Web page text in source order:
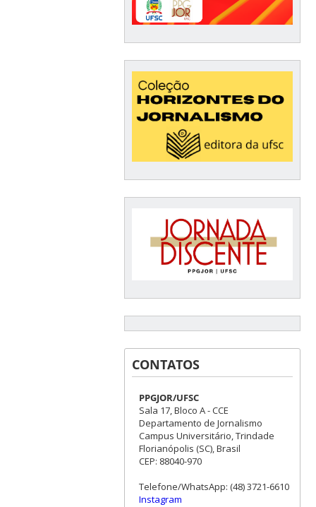
CONTATOS
PPGJOR/UFSC
Sala 17, Bloco A - CCE
Departamento de Jornalismo
Campus Universitário, Trindade
Florianópolis (SC), Brasil
CEP: 88040-970
Telefone/WhatsApp: (48) 3721-6610
Instagram